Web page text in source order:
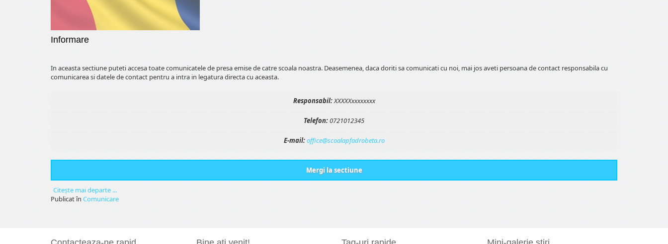
Informare
In aceasta sectiune puteti accesa toate comunicatele de presa emise de catre scoala noastra. Deasemenea, daca doriti sa comunicati cu noi, mai jos aveti persoana de contact responsabila cu
comunicarea si datele de contact pentru a intra in legatura directa cu aceasta.
Responsabil:XXXXXxxxxxxxx
Telefon:0721012345
E-mail:office@scoalapfadrobeta.ro
Mergi la sectiune
Citeşte mai departe ...
Publicat în Comunicare